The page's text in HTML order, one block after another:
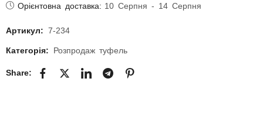
Орієнтовна доставка: 10 Серпня - 14 Серпня
Артикул: 7-234
Категорія: Розпродаж туфель
Share: